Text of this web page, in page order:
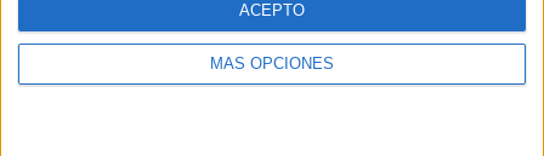
MÁS OPCIONES
ACEPTO